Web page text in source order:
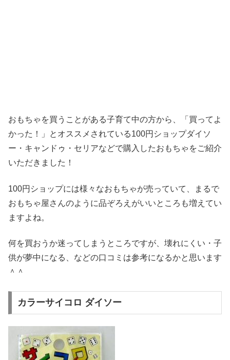
おもちゃを買うことがある子育て中の方から、「買ってよ
かった！」とオススメされている100円ショップダイソ
ー・キャンドゥ・セリアなどで購入したおもちゃをご紹介
いただきました！
100円ショップには様々なおもちゃが売っていて、まるで
おもちゃ屋さんのように品ぞろえがいいところも増えてい
ますよね。
何を買おうか迷ってしまうところですが、壊れにくい・子
供が夢中になる、などの口コミは参考になるかと思います
＾＾
カラーサイコロ ダイソー